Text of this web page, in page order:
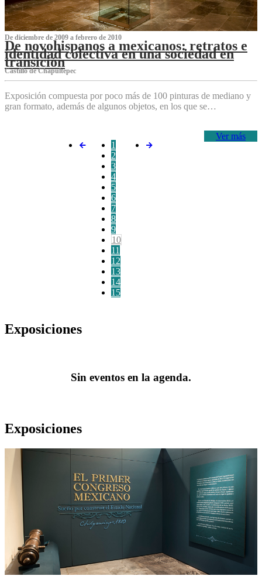
De diciembre de 2009 a febrero de 2010
De novohispanos a mexicanos: retratos e
identidad colectiva en una sociedad en
transición
Castillo de Chapultepec
Exposición compuesta por poco más de 100 pinturas de mediano y
gran formato, además de algunos objetos, en los que se…
Ver más
1
2
3
4
5
6
7
8
9
10
11
12
13
14
15
Exposiciones
Sin eventos en la agenda.
Exposiciones